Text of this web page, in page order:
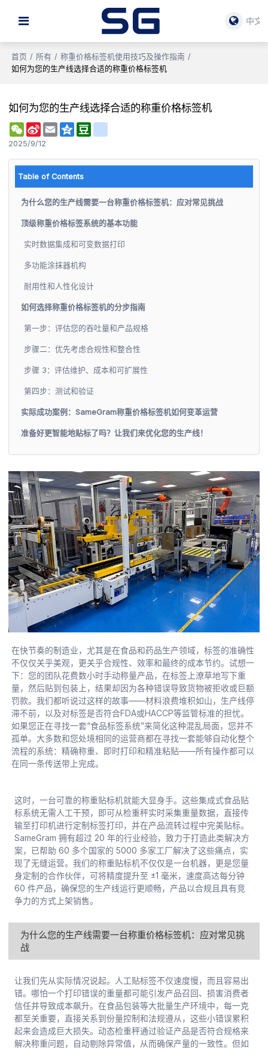
中文
首页 / 所有 / 称重价格标签机使用技巧及操作指南 /
如何为您的生产线选择合适的称重价格标签机
如何为您的生产线选择合适的称重价格标签机
WeChat
Sina
Weibo
Email Qzone
2025/9/12
Table of Contents
为什么您的生产线需要一台称重价格标签机：应对常见挑战
顶级称重价格标签系统的基本功能
实时数据集成和可变数据打印
多功能涂抹器机构
耐用性和人性化设计
如何选择称重价格标签机的分步指南
第一步：评估您的吞吐量和产品规格
步骤二：优先考虑合规性和整合性
步骤 3：评估维护、成本和可扩展性
第四步：测试和验证
实际成功案例：SameGram称重价格标签机如何变革运营
准备好更智能地贴标了吗？让我们来优化您的生产线！
在快节奏的制造业，尤其是在食品和药品生产领域，标签的准确性
不仅仅关乎美观，更关乎合规性、效率和最终的成本节约。试想一
下：您的团队花费数小时手动称量产品，在标签上潦草地写下重
量，然后贴到包装上，结果却因为各种错误导致货物被拒收或巨额
罚款。我们都听说过这样的故事——材料浪费堆积如山，生产线停
滞不前，以及对标签是否符合FDA或HACCP等监管标准的担忧。
如果您正在寻找一套“食品标签系统”来简化这种混乱局面，您并不
孤单。大多数和您处境相同的运营商都在寻找一套能够自动化整个
流程的系统：精确称重、即时打印和精准粘贴——所有操作都可以
在同一条传送带上完成。
这时，一台可靠的称重贴标机就能大显身手。这些集成式食品贴
标系统无需人工干预，即可从检重秤实时采集重量数据，直接传
输至打印机进行定制标签打印，并在产品流转过程中完美贴标。
SameGram 拥有超过 20 年的行业经验，致力于打造此类解决方
案，已帮助 60 多个国家的 5000 多家工厂解决了这些痛点，实
现了无缝运营。我们的称重贴标机不仅仅是一台机器，更是您量
身定制的合作伙伴，可将精度提升至 ±1 毫米，速度高达每分钟
60 件产品，确保您的生产线运行更顺畅，产品以合规且具有竞
争力的方式上架销售。
为什么您的生产线需要一台称重价格标签机：应对常见挑
战
让我们先从实际情况说起。人工贴标签不仅速度慢，而且容易出
错。哪怕一个打印错误的重量都可能引发产品召回、损害消费者
信任并导致成本飙升。在食品包装等大批量生产环境中，每一克
都至关重要，直接关系到份量控制和法规遵从，这些小错误累积
起来会造成巨大损失。动态检重秤通过验证产品是否符合规格来
解决称重问题，自动剔除异常值，从而确保产量的一致性。但如